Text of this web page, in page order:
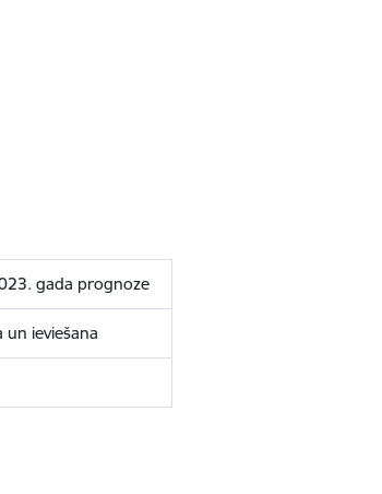
gada prognoze
ieviešana